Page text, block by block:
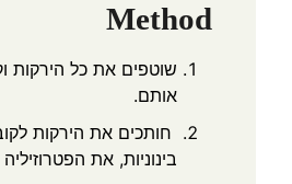
Method
שוטפים את כל הירקות
אותם.
חותכים את הירקות
בינוניות, את